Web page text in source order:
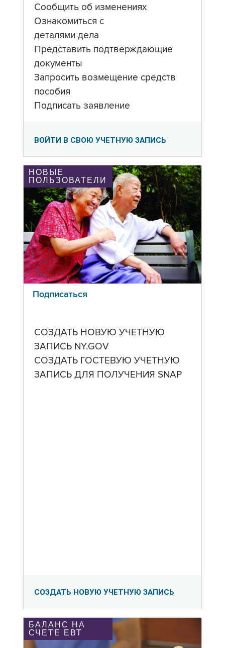
Сообщить об изменениях
Ознакомиться с
деталями дела
Представить подтверждающие
документы
Запросить возмещение средств
пособия
Подписать заявление
ВОЙТИ В СВОЮ УЧЕТНУЮ ЗАПИСЬ
НОВЫЕ
ПОЛЬЗОВАТЕЛИ
Подписаться
СОЗДАТЬ НОВУЮ УЧЕТНУЮ
ЗАПИСЬ NY.GOV
СОЗДАТЬ ГОСТЕВУЮ УЧЕТНУЮ
ЗАПИСЬ ДЛЯ ПОЛУЧЕНИЯ SNAP
СОЗДАТЬ НОВУЮ УЧЕТНУЮ ЗАПИСЬ
БАЛАНС НА
СЧЕТЕ ЕВТ